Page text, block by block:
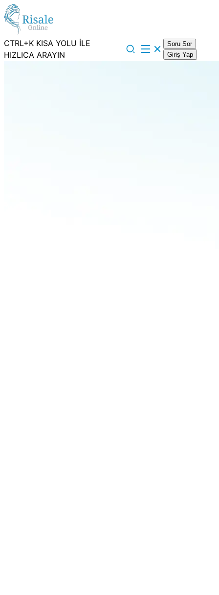
CTRL+K KISA YOLU İLE
HIZLICA ARAYIN
Soru Sor
Giriş Yap